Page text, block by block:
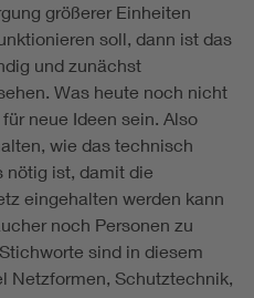
größerer Einheiten
soll, dann ist das
und zunächst
Was heute noch nicht
neue Ideen sein. Also
wie das technisch
nötig ist, damit die
eingehalten werden kann
noch Personen zu
sind in diesem
Netzformen, Schutztechnik,